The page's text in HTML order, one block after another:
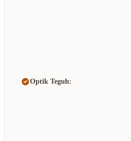
Optik Teguh: